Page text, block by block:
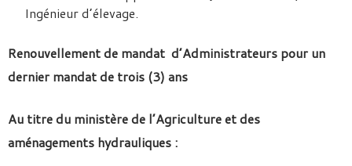
Ingénieur d’élevage.
Renouvellement de mandat d’Administrateurs pour un
dernier mandat de trois (3) ans
Au titre du ministère de l’Agriculture et des
aménagements hydrauliques :